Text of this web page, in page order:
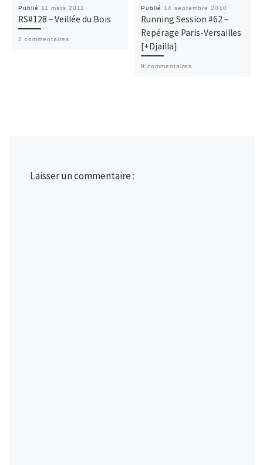
Publié 11 mars 2011
RS#128 – Veillée du Bois
2 commentaires
Publié 14 septembre 2010
Running Session #62 –
Repérage Paris-Versailles
[+Djailla]
9 commentaires
Laisser un commentaire :